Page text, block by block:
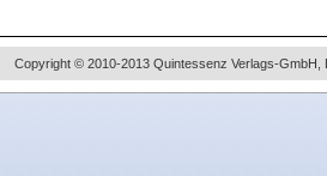
Copyright © 2010-2013 Quintessenz Verlags-GmbH,